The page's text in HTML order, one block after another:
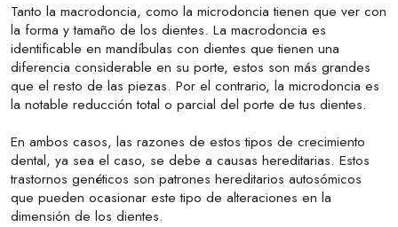
Tanto la macrodoncia, como la microdoncia tienen que ver con
la forma y tamaño de los dientes. La macrodoncia es
identificable en mandíbulas con dientes que tienen una
diferencia considerable en su porte, estos son más grandes
que el resto de las piezas. Por el contrario, la microdoncia es
la notable reducción total o parcial del porte de tus dientes.
En ambos casos, las razones de estos tipos de crecimiento
dental, ya sea el caso, se debe a causas hereditarias. Estos
trastornos genéticos son patrones hereditarios autosómicos
que pueden ocasionar este tipo de alteraciones en la
dimensión de los dientes.